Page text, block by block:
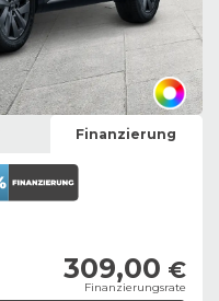
Finanzierung
309,00 €
Finanzierungsrate